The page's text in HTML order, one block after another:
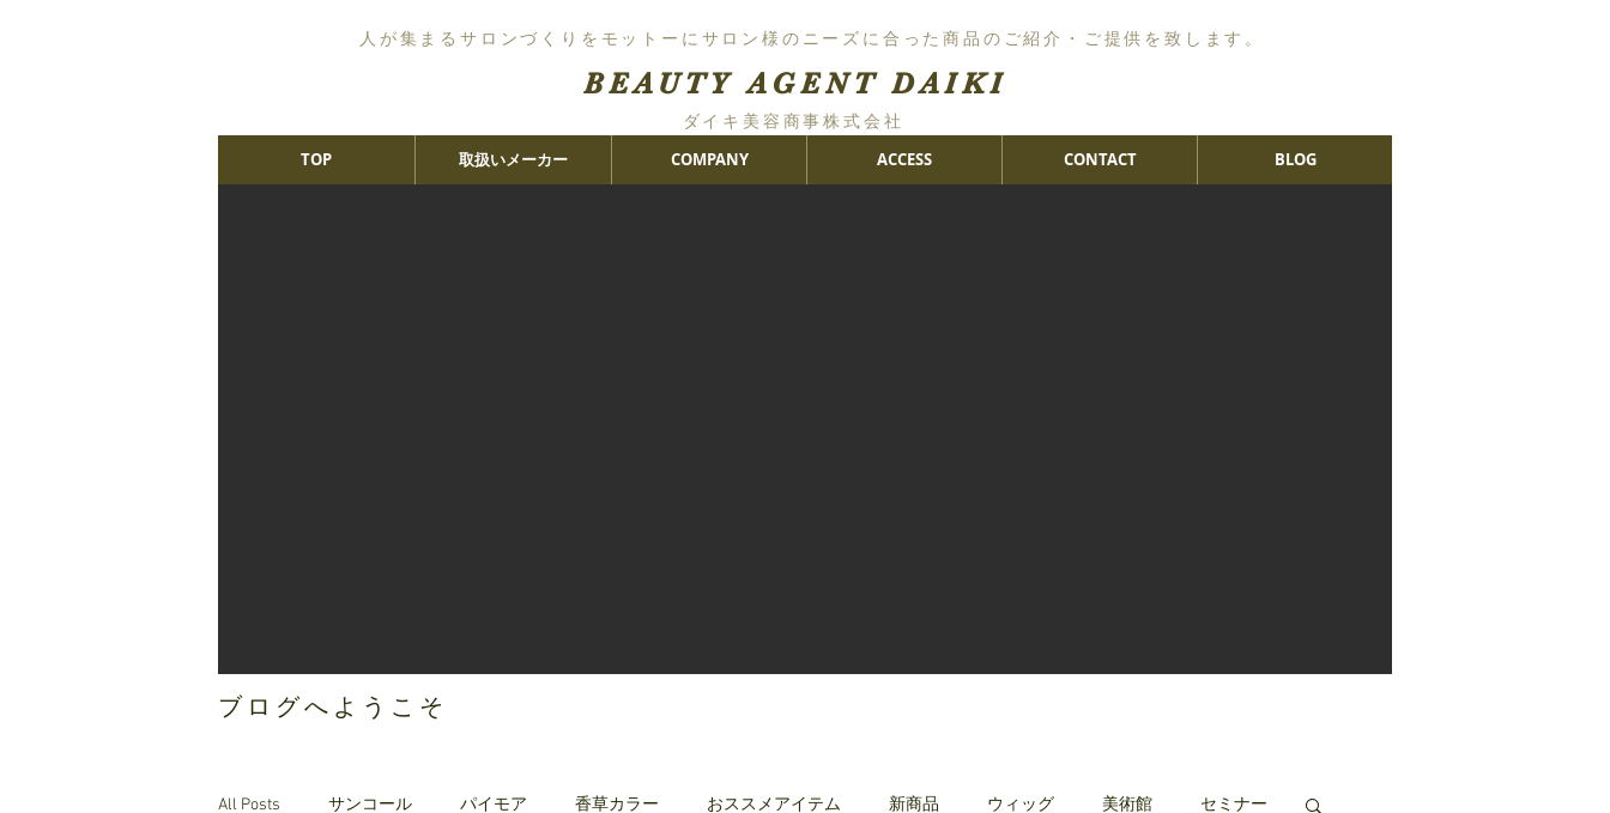
人が集まるサロンづくりをモットーにサロン様のニーズに合った商品のご紹介・ご提供を致します。
BEAUTY AGENT DAIKI
TOP 取扱いメーカー COMPANY ACCESS CONTACT BLOG
ダイキ美容商事株式会社
ブログへようこそ
All Posts サンコール パイモア 香草カラー おススメアイテム 新商品 ウィッグ 美術館 セミナー